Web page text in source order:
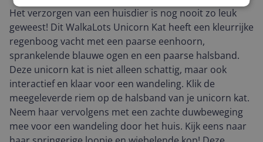
Het verzorgen van een huisdier is nog nooit zo leuk
geweest! Dit WalkaLots Unicorn Kat heeft een kleurrijke
regenboog vacht met een paarse eenhoorn,
sprankelende blauwe ogen en een paarse halsband.
Deze unicorn kat is niet alleen schattig, maar ook
interactief en klaar voor een wandeling. Klik de
meegeleverde riem op de halsband van je unicorn kat.
Neem haar vervolgens met een zachte duwbeweging
mee voor een wandeling door het huis. Kijk eens naar